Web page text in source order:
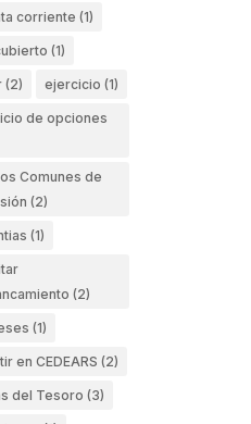
corriente (1)
(1)
(2) ejercicio (1)
de opciones
Comunes de
(2)
(1)
(2)
(1)
en CEDEARS (2)
del Tesoro (3)